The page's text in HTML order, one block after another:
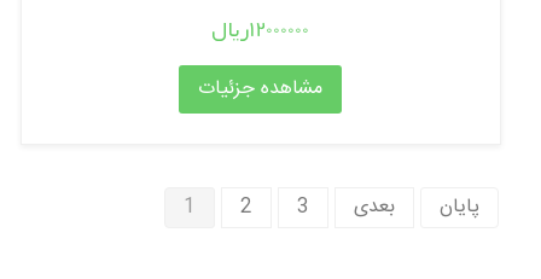
12000000ریال
مشاهده جزئیات
1 2 3 بعدی پایان